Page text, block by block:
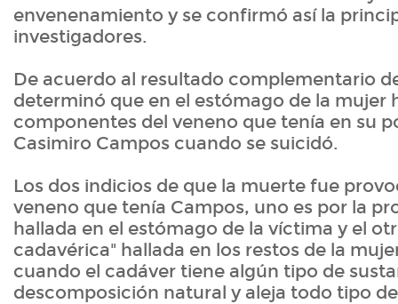
envenenamiento y se confirmó así la
investigadores.
De acuerdo al resultado complementario
determinó que en el estómago de la mujer
componentes del veneno que tenía en su
Casimiro Campos cuando se suicidó.
Los dos indicios de que la muerte fue
veneno que tenía Campos, uno es por la
hallada en el estómago de la víctima y el
cadavérica" hallada en los restos de la
cuando el cadáver tiene algún tipo de
descomposición natural y aleja todo tipo